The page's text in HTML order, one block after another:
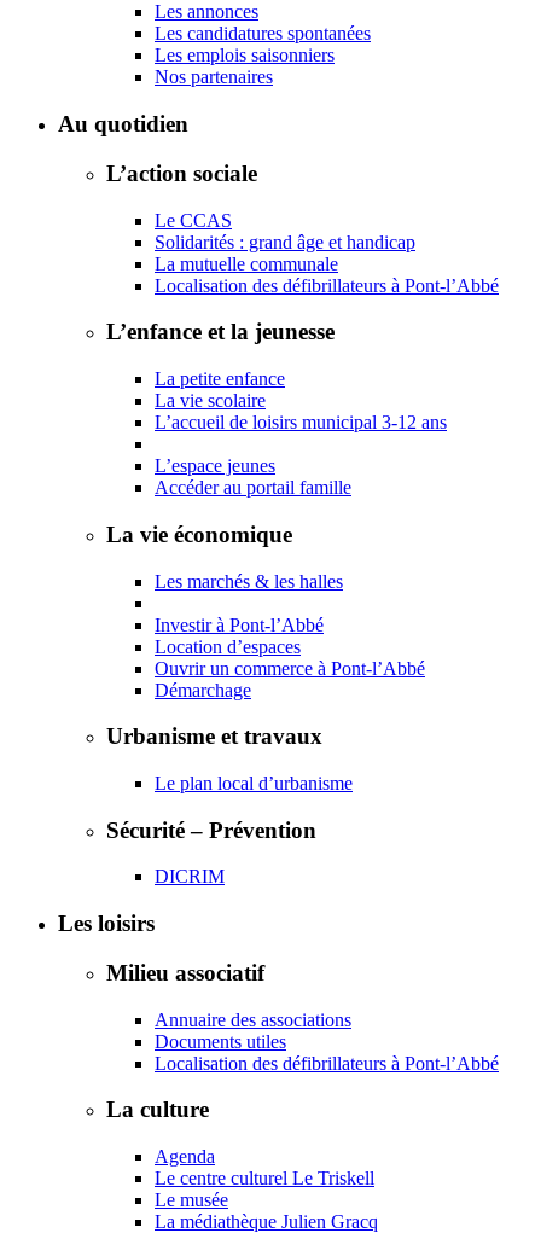
Les annonces
Les candidatures spontanées
Les emplois saisonniers
Nos partenaires
Au quotidien
L’action sociale
Le CCAS
Solidarités : grand âge et handicap
La mutuelle communale
Localisation des défibrillateurs à Pont-l’Abbé
L’enfance et la jeunesse
La petite enfance
La vie scolaire
L’accueil de loisirs municipal 3-12 ans
L’espace jeunes
Accéder au portail famille
La vie économique
Les marchés & les halles
Investir à Pont-l’Abbé
Location d’espaces
Ouvrir un commerce à Pont-l’Abbé
Démarchage
Urbanisme et travaux
Le plan local d’urbanisme
Sécurité – Prévention
DICRIM
Les loisirs
Milieu associatif
Annuaire des associations
Documents utiles
Localisation des défibrillateurs à Pont-l’Abbé
La culture
Agenda
Le centre culturel Le Triskell
Le musée
La médiathèque Julien Gracq